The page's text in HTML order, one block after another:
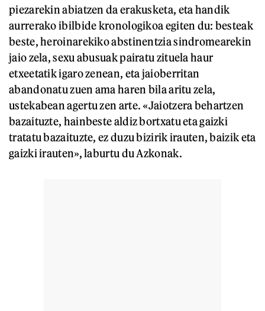
piezarekin abiatzen da erakusketa, eta handik
aurrerako ibilbide kronologikoa egiten du: besteak
beste, heroinarekiko abstinentzia sindromearekin
jaio zela, sexu abusuak pairatu zituela haur
etxeetatik igaro zenean, eta jaioberritan
abandonatu zuen ama haren bila aritu zela,
ustekabean agertu zen arte. «Jaiotzera behartzen
bazaituzte, hainbeste aldiz bortxatu eta gaizki
tratatu bazaituzte, ez duzu bizirik irauten, baizik eta
gaizki irauten», laburtu du Azkonak.